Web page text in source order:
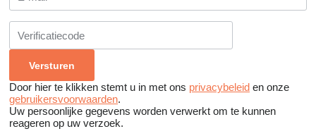
Door hier te klikken stemt u in met ons privacybeleid en onze
gebruikersvoorwaarden.
Uw persoonlijke gegevens worden verwerkt om te kunnen
reageren op uw verzoek.